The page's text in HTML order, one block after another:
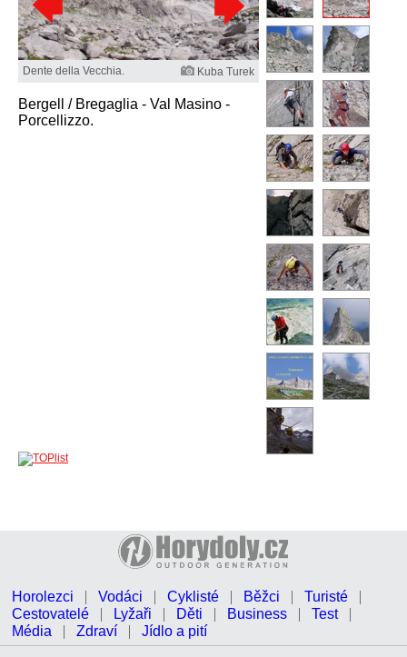
Dente della Vecchia. Kuba Turek
Bergell / Bregaglia - Val Masino -
Porcellizzo.
Horolezci Vodáci Cyklisté Běžci
Turisté
Cestovatelé
Lyžaři Děti Business
Test
Média
Zdraví Jídlo a pití